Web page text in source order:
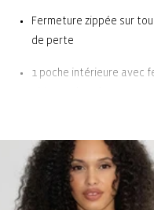
Fermeture zippée sur
de perte
1 poche intérieure avec
Poche de rangement
dédié dans la poche
chercher